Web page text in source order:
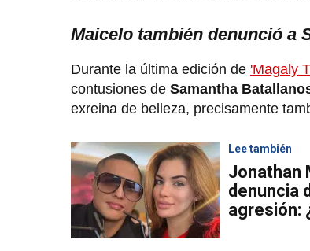
Maicelo también denunció a
Durante la última edición de 'Magaly
contusiones de Samantha
exreina de belleza, precisamente
Lee también
Jonathan
denuncia
agresión: